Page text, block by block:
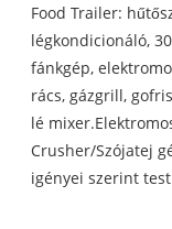
Food Trailer:
légkondicionáló,
fánkgép,
rács, gázgrill,
lé
Crusher/Szójatej
igényei szerint